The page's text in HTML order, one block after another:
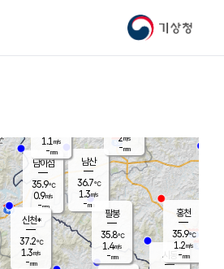
기상청
남이섬
35.9℃
0.9m/s
-mm
남산
36.7℃
1.3m/s
-mm
팔봉
35.8℃
1.4m/s
-mm
1.1 m/s
-mm
신천*
37.2℃
1.3m/s
-mm
시동
홍천
35.9℃
1.2m/s
-mm
2m/s
-mm